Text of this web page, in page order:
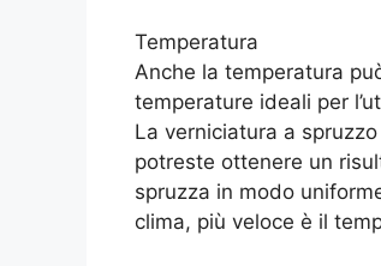
Temperatura
Anche la temperatura
temperature ideali per
La verniciatura a
potreste ottenere un
spruzza in modo
clima, più veloce è il